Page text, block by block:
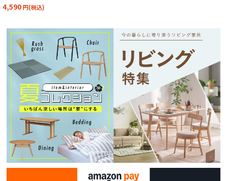
4,590円(税込)